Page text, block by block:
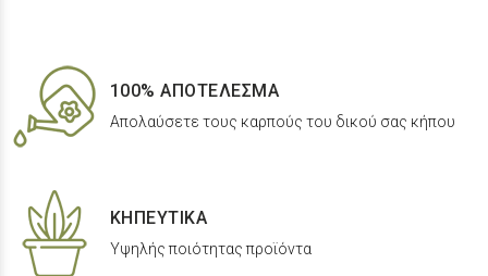
100% ΑΠΟΤΕΛΕΣΜΑ
Απολαύσετε τους καρπούς του δικού σας κήπου
ΚΗΠΕΥΤΙΚΑ
Yψηλής ποιότητας προϊόντα